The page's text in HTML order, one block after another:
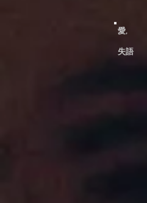
愛,
​失語